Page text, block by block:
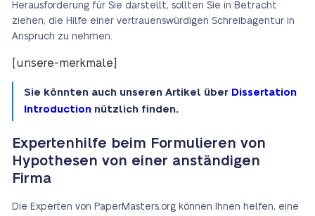
Herausforderung für Sie darstellt, sollten Sie in Betracht
ziehen, die Hilfe einer vertrauenswürdigen Schreibagentur in
Anspruch zu nehmen.
[unsere-merkmale]
Sie könnten auch unseren Artikel über Dissertation
Introduction nützlich finden.
Expertenhilfe beim Formulieren von
Hypothesen von einer anständigen
Firma
Die Experten von PaperMasters.org können Ihnen helfen, eine